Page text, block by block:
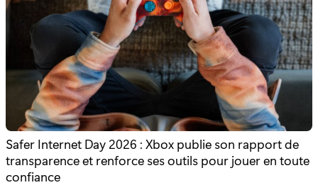
Safer Internet Day 2026 : Xbox publie son rapport de
transparence et renforce ses outils pour jouer en toute
confiance